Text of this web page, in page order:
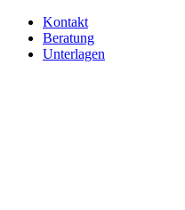
Kontakt
Beratung
Unterlagen